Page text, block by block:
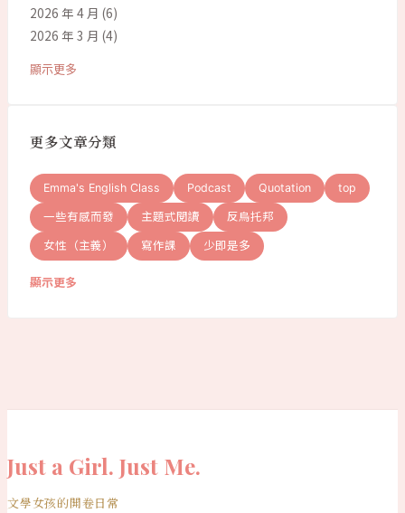
2026 年 4 月 (6)
2026 年 3 月 (4)
顯示更多
更多文章分類
Emma's English Class Podcast Quotation top
一些有感而發 主題式閱讀 反烏托邦
女性（主義） 寫作課 少即是多
顯示更多
Just a Girl. Just Me.
文學女孩的開卷日常